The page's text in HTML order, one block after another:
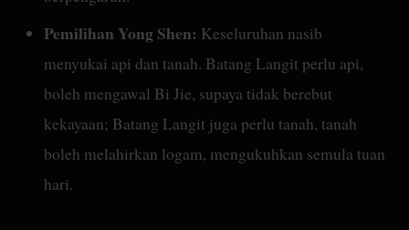
Pemilihan Yong Shen: Keseluruhan nasib
menyukai api dan tanah. Batang Langit perlu api,
boleh mengawal Bi Jie, supaya tidak berebut
kekayaan; Batang Langit juga perlu tanah, tanah
boleh melahirkan logam, mengukuhkan semula tuan
hari.